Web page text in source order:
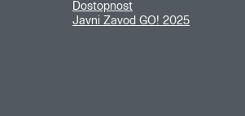
Dostopnost
Javni Zavod GO! 2025